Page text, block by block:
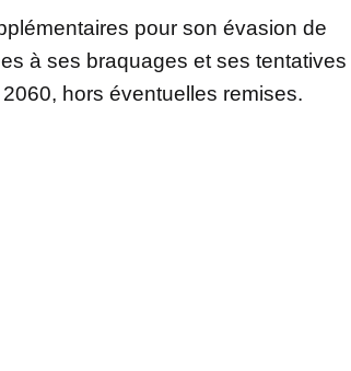
pour son évasion de
à ses braquages et ses tentatives
hors éventuelles remises.